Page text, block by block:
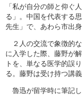
「私が自分の師と仰ぐ
る」。中国を代表する
先生」で、あわら市出
２人の交流で象徴的
に入学した際、藤野が
トを、単なる医学的誤
る。藤野は受け持つ講
魯迅が留学時に筆記